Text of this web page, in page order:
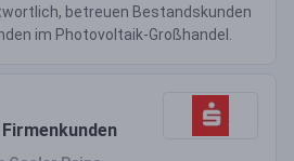
betreuen Bestandskunden
im Photovoltaik-Großhandel.